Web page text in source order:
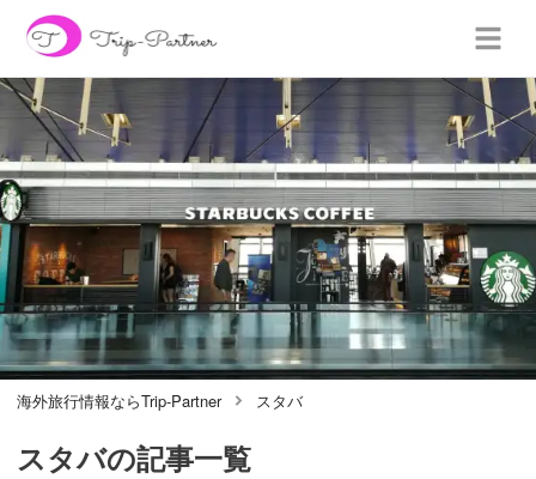
海外旅行情報ならTrip-Partner スタバ
スタバの記事一覧